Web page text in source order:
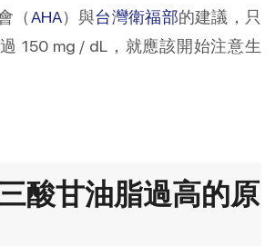
（AHA）與台灣衛福部的建議，只
150 mg / dL，就應該開始注意生
酸甘油脂過高的原